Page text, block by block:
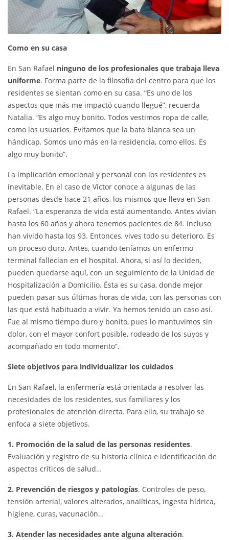
Como en su casa
En San Rafael ninguno de los profesionales que trabaja lleva
uniforme. Forma parte de la filosofía del centro para que los
residentes se sientan como en su casa. “Es uno de los
aspectos que más me impactó cuando llegué”, recuerda
Natalia. “Es algo muy bonito. Todos vestimos ropa de calle,
como los usuarios. Evitamos que la bata blanca sea un
hándicap. Somos uno más en la residencia, como ellos. Es
algo muy bonito”.
La implicación emocional y personal con los residentes es
inevitable. En el caso de Víctor conoce a algunas de las
personas desde hace 21 años, los mismos que lleva en San
Rafael. “La esperanza de vida está aumentando. Antes vivían
hasta los 60 años y ahora tenemos pacientes de 84. Incluso
han vivido hasta los 93. Entonces, vives todo su deterioro. Es
un proceso duro. Antes, cuando teníamos un enfermo
terminal fallecían en el hospital. Ahora, si así lo deciden,
pueden quedarse aquí, con un seguimiento de la Unidad de
Hospitalización a Domicilio. Ésta es su casa, donde mejor
pueden pasar sus últimas horas de vida, con las personas con
las que está habituado a vivir. Ya hemos tenido un caso así.
Fue al mismo tiempo duro y bonito, pues lo mantuvimos sin
dolor, con el mayor confort posible, rodeado de los suyos y
acompañado en todo momento”.
Siete objetivos para individualizar los cuidados
En San Rafael, la enfermería está orientada a resolver las
necesidades de los residentes, sus familiares y los
profesionales de atención directa. Para ello, su trabajo se
enfoca a siete objetivos.
1. Promoción de la salud de las personas residentes.
Evaluación y registro de su historia clínica e identificación de
aspectos críticos de salud…
2. Prevención de riesgos y patologías. Controles de peso,
tensión arterial, valores alterados, analíticas, ingesta hídrica,
higiene, curas, vacunación…
3. Atender las necesidades ante alguna alteración.